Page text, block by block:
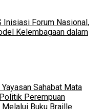
Inisiasi Forum Nasional,
Kelembagaan dalam
Sahabat Mata
Perempuan
Buku Braille